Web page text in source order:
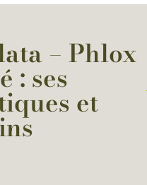
– Phlox
: ses
et